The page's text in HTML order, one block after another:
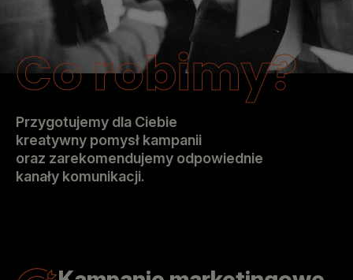
Co robimy?
Przygotujemy dla Ciebie
kreatywny pomysł kampanii
oraz zarekomendujemy odpowiednie
kanały komunikacji.